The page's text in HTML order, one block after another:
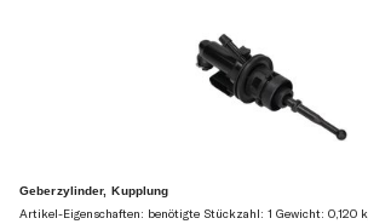
Geberzylinder, Kupplung
Artikel-Eigenschaften: benötigte Stückzahl: 1 Gewicht: 0,120